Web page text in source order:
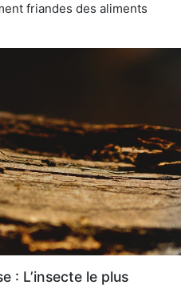
friandes des aliments
: L’insecte le plus